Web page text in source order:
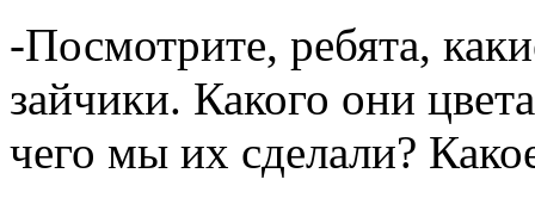
-Посмотрите, ребята,
зайчики. Какого они
чего мы их сделали?